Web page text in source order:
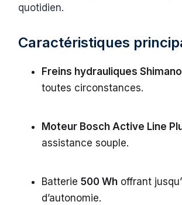
quotidien.
Caractéristiques
Freins hydrauliques Shimano
toutes circonstances.
Moteur Bosch Active Line
assistance souple.
Batterie500 Wh offrant
d’autonomie.